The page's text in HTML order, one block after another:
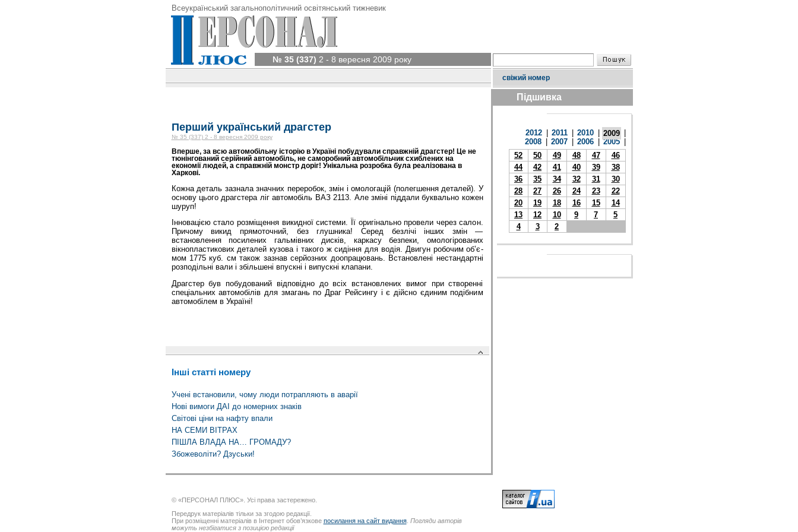
Всеукраїнський загальнополітичний освітянський тижневик
№ 35 (337) 2 - 8 вересня 2009 року
свіжий номер
Перший український драгстер
№ 35 (337) 2 - 8 вересня 2009 року
Вперше, за всю автомобільну історію в Україні побудували справжній драгстер! Це не
тюнінгований серійний автомобіль, не саморобний автомобільчик схиблених на
економії людей, а спра­вжній монстр доріг! Унікальна розробка була реалізована в
Харкові.
Кожна деталь зазнала значних переробок, змін і омологацій (полегшення деталей). У
основу цього драгстера ліг автомобіль ВАЗ 2113. Але зміні піддали буквально кожен
шуруп!
Інновацією стало розміщення викидної системи. Її оригінально провели через салон.
Причому викид прямоточний, без глушника! Серед безлічі інших змін —
встановлення посилених гальмівних дисків, каркасу безпеки, омологірованих
вікнопластикових деталей кузова і такого ж сидіння для водія. Двигун робочим об’є­
мом 1775 куб. см також зазнав серйозних доопрацювань. Встановлені нестандартні
розподільні вали і збільшені впускні і випускні клапани.
Драгстер був побудований відповідно до всіх встановлених вимог при створенні
спеціальних автомобілів для змагань по Драг Рейсингу і є дійсно єдиним подібним
автомобілем в Україні!
Інші статті номеру
Учені встановили, чому люди потрапляють в аварії
Нові вимоги ДАІ до номерних знаків
Світові ціни на нафту впали
НА СЕМИ ВІТРАХ
ПІШЛА ВЛАДА НА… ГРОМАДУ?
Збожеволіти? Дзуськи!
Підшивка
2012 2011 2010 2009
2008
2007 2006 2005
52
50 49 48 47
46
44
42 41 40 39
38
36
35 34 32 31
30
28
27 26 24 23
22
20
19 18 16 15
14
13
12 10 9 7
5
4
3 2
© «ПЕРСОНАЛ ПЛЮС». Усі права застережено.
Передрук матеріалів тільки за згодою редакції.
При розміщенні матеріалів в Інтернет обов’язкове посилання на сайт видання. Погляди авторів
можуть незбігатися з позицією редакції